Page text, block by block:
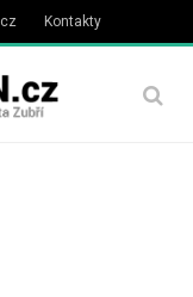
Kontakty